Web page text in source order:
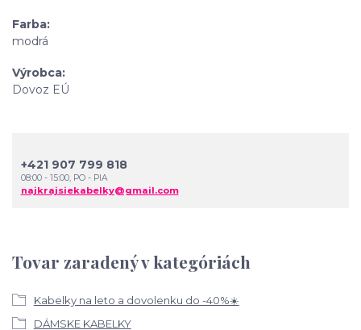
Farba
modrá
Výrobca
Dovoz EÚ
Tovar zaradený v kategóriách
Kabelky na leto a dovolenku do -40%☀️
DÁMSKE KABELKY
+421 907 799 818
08:00 - 15:00, PO - PIA
najkrajsiekabelky@gmail.com